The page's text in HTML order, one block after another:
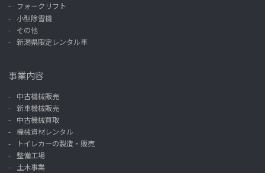
フォークリフト
小型除雪機
その他
新潟県限定レンタル車
事業内容
中古機械販売
新車機械販売
中古機械買取
機械資材レンタル
トイレカーの製造・販売
整備工場
土木事業